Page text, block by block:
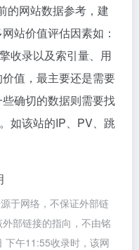
的网站数据参考，建
站价值评估因素如：
收录以及索引量、用
值，最主要还是需要
确切的数据则需要找
如该站的IP、PV、跳
于网络，不保证外部链
部链接的指向，不由铭
下午11:55收录时，该网